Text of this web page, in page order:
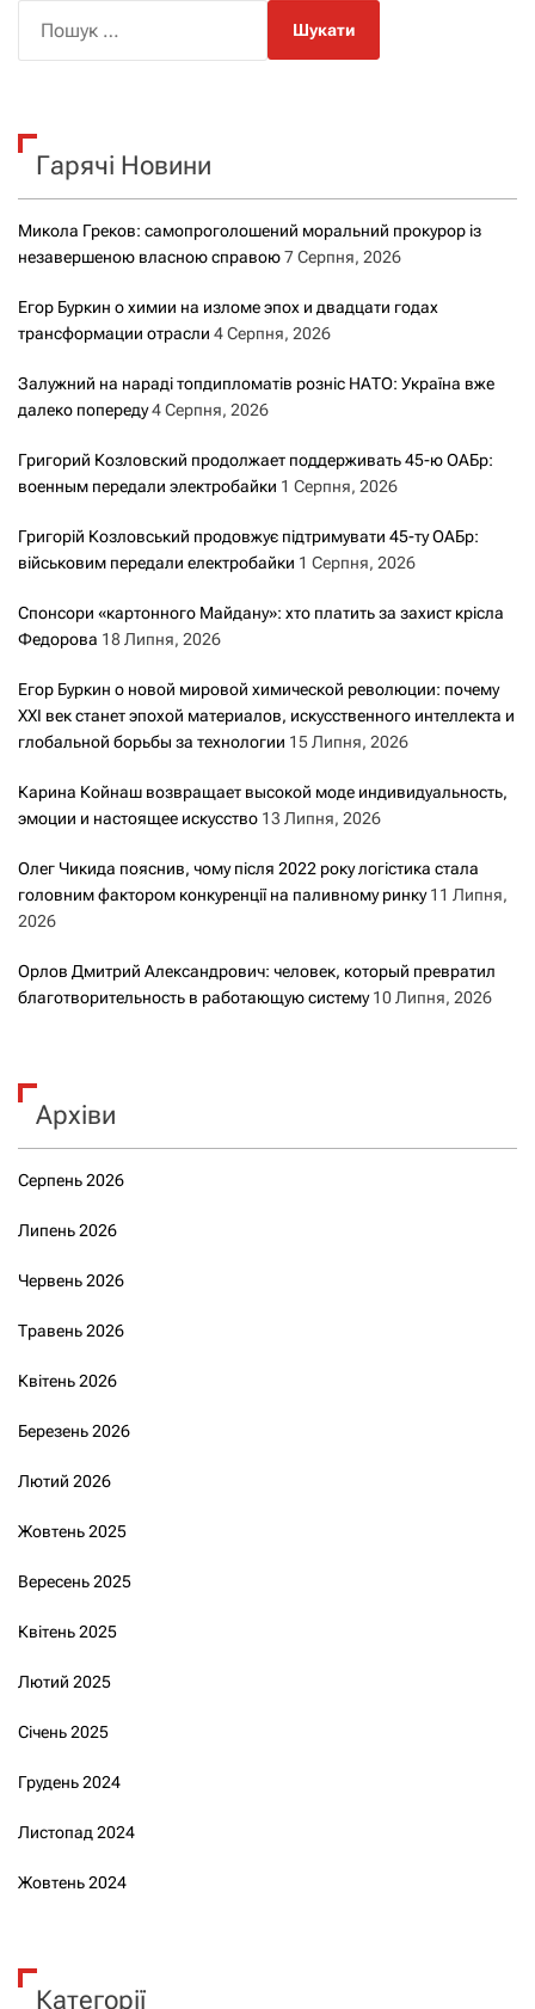
к
Гарячі Новини
Микола Греков: самопроголошений моральний прокурор із
незавершеною власною справою7 Серпня, 2026
Егор Буркин о химии на изломе эпох и двадцати годах
трансформации отрасли 4 Серпня, 2026
Залужний на нараді топдипломатів розніс НАТО: Україна вже
далеко попереду4 Серпня, 2026
Григорий Козловский продолжает поддерживать 45-ю ОАБр:
военным передали электробайки 1 Серпня, 2026
Григорій Козловський продовжує підтримувати 45-ту ОАБр:
військовим передали електробайки 1 Серпня, 2026
Спонсори «картонного Майдану»: хто платить за захист крісла
Федорова 18 Липня, 2026
Егор Буркин о новой мировой химической революции: почему
XXI век станет эпохой материалов, искусственного интеллекта и
глобальной борьбы за технологии 15 Липня, 2026
Карина Койнаш возвращает высокой моде индивидуальность,
эмоции и настоящее искусство 13 Липня, 2026
Олег Чикида пояснив, чому після 2022 року логістика стала
головним фактором конкуренції на паливному ринку 11 Липня,
2026
Орлов Дмитрий Александрович: человек, который превратил
благотворительность в работающую систему 10 Липня, 2026
Архіви
Серпень 2026
Липень 2026
Червень 2026
Травень 2026
Квітень 2026
Березень 2026
Лютий 2026
Жовтень 2025
Вересень 2025
Квітень 2025
Лютий 2025
Січень 2025
Грудень 2024
Листопад 2024
Жовтень 2024
Категорії